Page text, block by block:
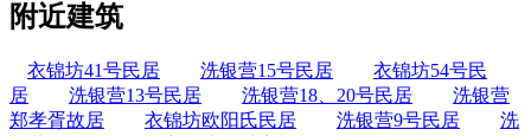
附近建筑
衣锦坊41号民居 洗银营15号民居
衣锦坊54号民
居
洗银营13号民居 洗银营18、20号民居
洗银营
郑孝胥故居
衣锦坊欧阳氏民居 洗银营9号民居
洗